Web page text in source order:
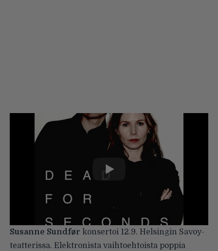
Susanne Sundfør konsertoi 12.9. Helsingin Savoy-
teatterissa. Elektronista vaihtoehtoista poppia